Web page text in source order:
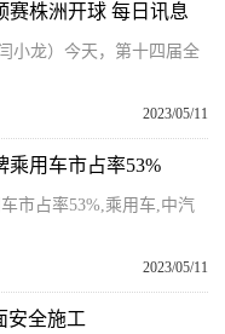
赛株洲开球 每日讯息
小龙）今天，第十四届全
2023/05/11
乘用车市占率53%
市占率53%,乘用车,中汽
2023/05/11
安全施工